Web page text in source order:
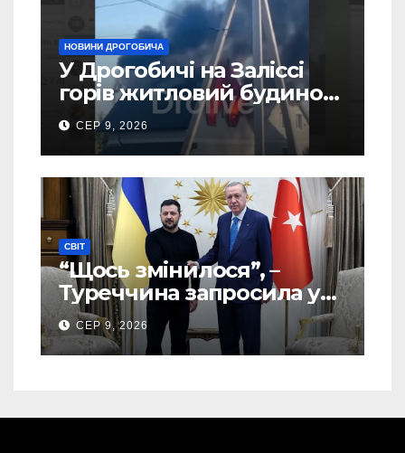
НОВИНИ ДРОГОБИЧА
У Дрогобичі на Заліссі
горів житловий будинок
(Відео)
СЕР 9, 2026
СВІТ
“Щось змінилося”, –
Туреччина запросила у
США дозвіл передати
Україні ATACMS та M270
СЕР 9, 2026